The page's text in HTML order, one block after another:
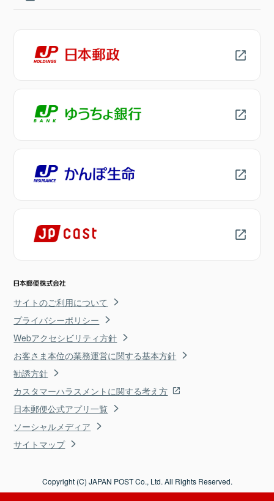
サイトのご利用について
プライバシーポリシー
Webアクセシビリティ方針
お客さま本位の業務運営に関する基本方針
勧誘方針
カスタマーハラスメントに関する考え方
日本郵便公式アプリ一覧
ソーシャルメディア
サイトマップ
Copyright (C) JAPAN POST Co., Ltd. All Rights Reserved.